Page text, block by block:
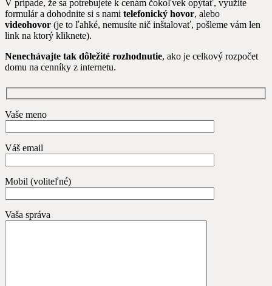
V prípade, že sa potrebujete k cenám čokoľvek opýtať, využite
formulár a dohodnite si s nami telefonický hovor, alebo
videohovor (je to ľahké, nemusíte nič inštalovať, pošleme vám len
link na ktorý kliknete).
Nenechávajte tak dôležité rozhodnutie, ako je celkový rozpočet
domu na cenníky z internetu.
Vaše meno
Váš email
Mobil (voliteľné)
Vaša správa